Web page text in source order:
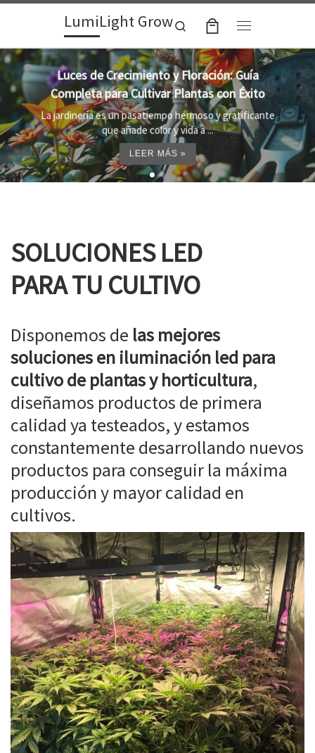
Skip to contentLumiLight Grow
Search
Lámparas para indoor: la clave para un
crecimiento óptimo de tus plantas
Al cultivar plantas en el interior, es importante
proporcionar el entorno adecuado ...
LEER MÁS »
SOLUCIONES LED
PARA TU CULTIVO
Disponemos de las mejores
soluciones en iluminación led para
cultivo de plantas y horticultura,
diseñamos productos de primera
calidad ya testeados, y estamos
constantemente desarrollando nuevos
productos para conseguir la máxima
producción y mayor calidad en
cultivos.